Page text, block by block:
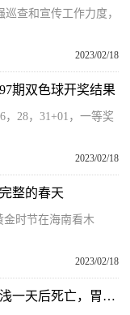
查和宣传工作力度，
2023/02/18
期双色球开奖结果
，28，31+01，一等奖
2023/02/18
整的春天
金时节在海南看木
2023/02/18
环球观焦点：侏儒抹香鲸在三亚海域搁浅一天后死亡，胃内发现大量塑料垃圾